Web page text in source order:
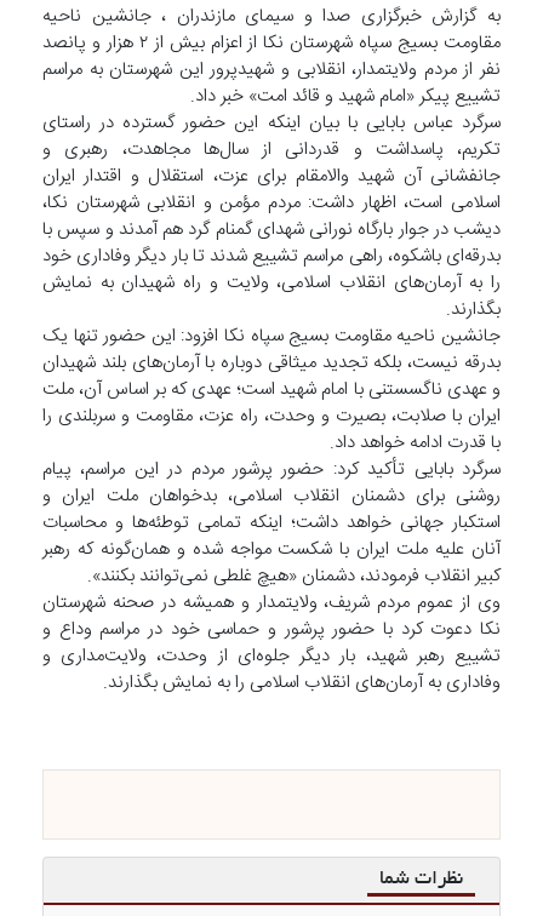
به گزارش خبرگزاری صدا و سیمای مازندران ، جانشین ناحیه
مقاومت بسیج سپاه شهرستان نکا از اعزام بیش از ۲ هزار و پانصد
نفر از مردم ولایتمدار، انقلابی و شهیدپرور این شهرستان به مراسم
تشییع پیکر «امام شهید و قائد امت» خبر داد.
سرگرد عباس بابایی با بیان اینکه این حضور گسترده در راستای
تکریم، پاسداشت و قدردانی از سال‌ها مجاهدت، رهبری و
جانفشانی آن شهید والامقام برای عزت، استقلال و اقتدار ایران
اسلامی است، اظهار داشت: مردم مؤمن و انقلابی شهرستان نکا،
دیشب در جوار بارگاه نورانی شهدای گمنام گرد هم آمدند و سپس با
بدرقه‌ای باشکوه، راهی مراسم تشییع شدند تا بار دیگر وفاداری خود
را به آرمان‌های انقلاب اسلامی، ولایت و راه شهیدان به نمایش
بگذارند.
جانشین ناحیه مقاومت بسیج سپاه نکا افزود: این حضور تنها یک
بدرقه نیست، بلکه تجدید میثاقی دوباره با آرمان‌های بلند شهیدان
و عهدی ناگسستنی با امام شهید است؛ عهدی که بر اساس آن، ملت
ایران با صلابت، بصیرت و وحدت، راه عزت، مقاومت و سربلندی را
با قدرت ادامه خواهد داد.
سرگرد بابایی تأکید کرد: حضور پرشور مردم در این مراسم، پیام
روشنی برای دشمنان انقلاب اسلامی، بدخواهان ملت ایران و
استکبار جهانی خواهد داشت؛ اینکه تمامی توطئه‌ها و محاسبات
آنان علیه ملت ایران با شکست مواجه شده و همان‌گونه که رهبر
کبیر انقلاب فرمودند، دشمنان «هیچ غلطی نمی‌توانند بکنند».
وی از عموم مردم شریف، ولایتمدار و همیشه در صحنه شهرستان
نکا دعوت کرد با حضور پرشور و حماسی خود در مراسم وداع و
تشییع رهبر شهید، بار دیگر جلوه‌ای از وحدت، ولایت‌مداری و
وفاداری به آرمان‌های انقلاب اسلامی را به نمایش بگذارند.
نظرات شما